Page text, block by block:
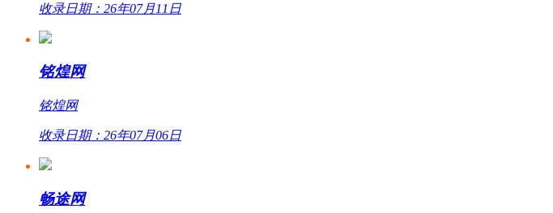
收录日期：26年07月11日
铭煌网
铭煌网
收录日期：26年07月06日
畅途网